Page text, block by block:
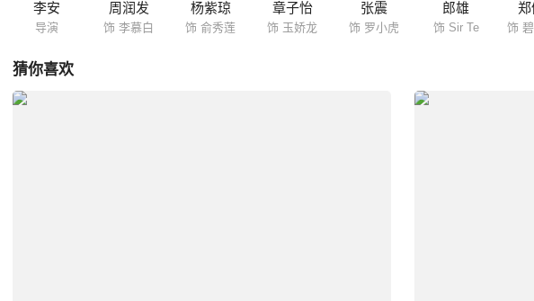
李安
导演
周润发
饰 李慕白
杨紫琼
饰 俞秀莲
章子怡
饰 玉娇龙
张震
饰 罗小虎
郎雄
饰 Sir Te
郑
饰
猜你喜欢